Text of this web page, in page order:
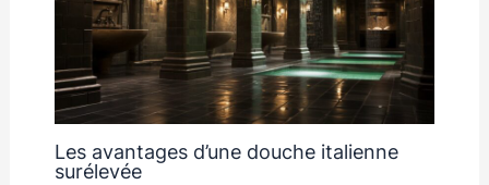
Les avantages d’une douche italienne
surélevée